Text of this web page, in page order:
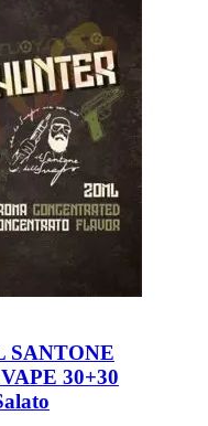
SANTONE
30+30